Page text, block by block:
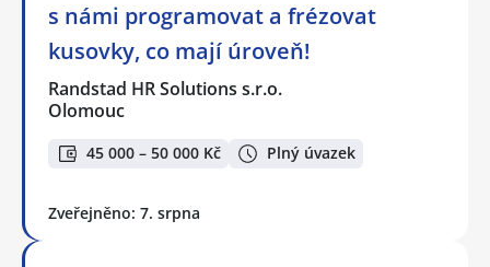
s námi programovat a frézovat
kusovky, co mají úroveň!
Randstad HR Solutions s.r.o.
Olomouc
45 000 – 50 000 Kč Plný úvazek
Zveřejněno: 7. srpna